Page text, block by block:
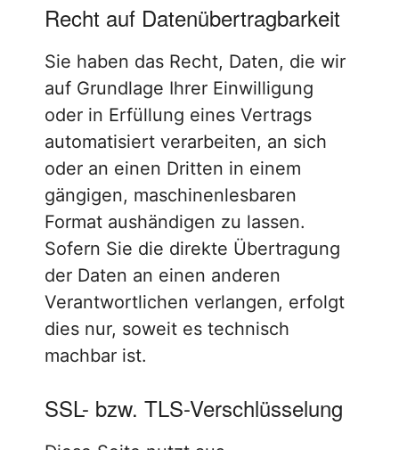
Recht auf Daten­übertrag­barkeit
Sie haben das Recht, Daten, die wir
auf Grundlage Ihrer Einwilligung
oder in Erfüllung eines Vertrags
automatisiert verarbeiten, an sich
oder an einen Dritten in einem
gängigen, maschinenlesbaren
Format aushändigen zu lassen.
Sofern Sie die direkte Übertragung
der Daten an einen anderen
Verantwortlichen verlangen, erfolgt
dies nur, soweit es technisch
machbar ist.
SSL- bzw. TLS-Verschlüsselung